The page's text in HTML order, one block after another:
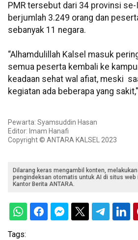
PMR tersebut dari 34 provinsi
berjumlah 3.249 orang dan
sebanyak 11 negara.
“Alhamdulillah Kalsel masuk
semua peserta kembali ke
keadaan sehat wal afiat, meski
kegiatan ada beberapa yang
Pewarta: Syamsuddin Hasan
Editor: Imam Hanafi
Copyright © ANTARA KALSEL 2023
Dilarang keras mengambil konten,
pengindeksan otomatis untuk AI di situs
Kantor Berita ANTARA.
Tags: